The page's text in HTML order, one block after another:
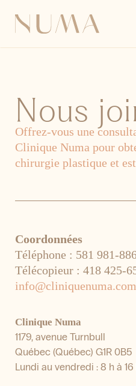
contenu
Nous
Offrez-vous une
Clinique Numa pour
chirurgie plastique et
Coordonnées
Téléphone : 581 981-
Télécopieur : 418 425-
info@cliniquenuma.com
Clinique Numa
1179, avenue Turnbull
Québec (Québec) G1R 0B5
Lundi au vendredi : 8 h à 16